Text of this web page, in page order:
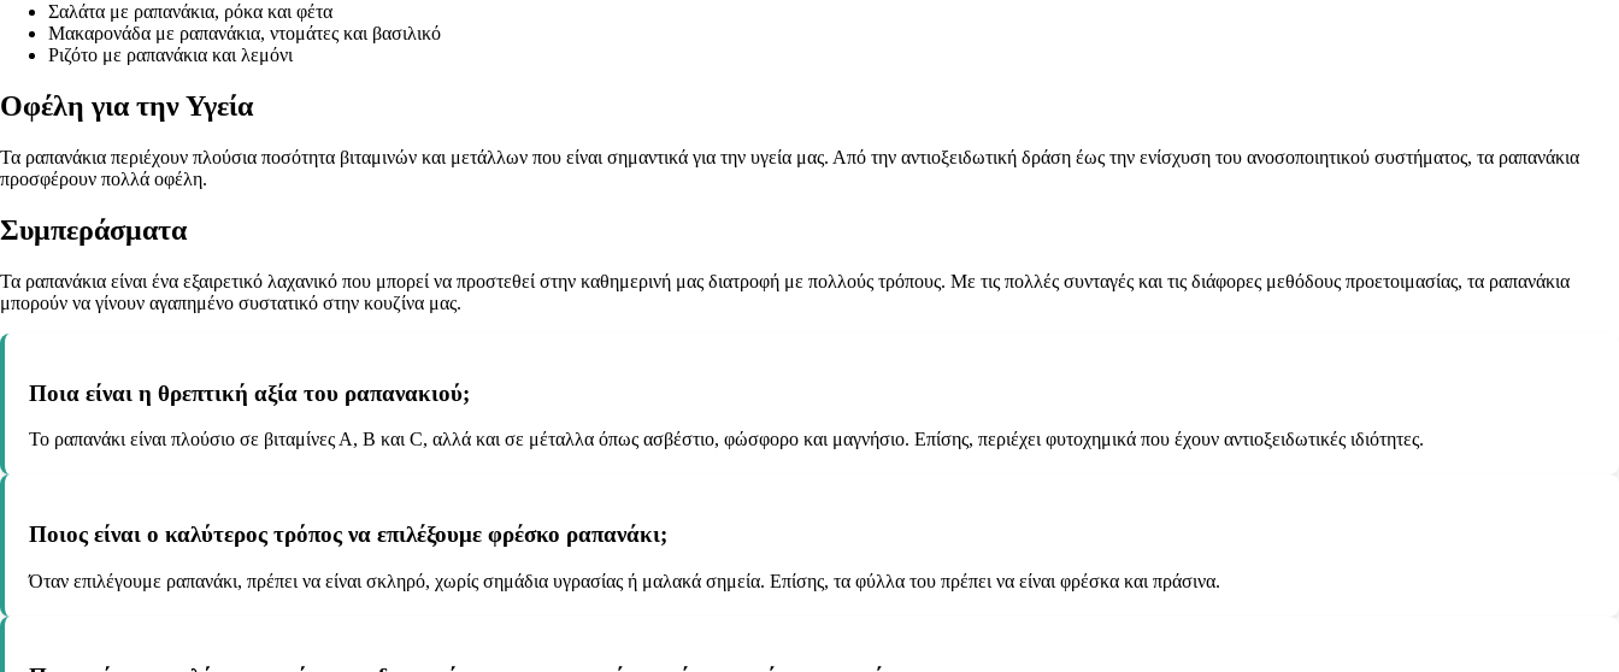
Σαλάτα με ραπανάκια, ρόκα και φέτα
Μακαρονάδα με ραπανάκια, ντομάτες και βασιλικό
Ριζότο με ραπανάκια και λεμόνι
Οφέλη για την Υγεία
Τα ραπανάκια περιέχουν πλούσια ποσότητα βιταμινών και μετάλλων που είναι σημαντικά για την υγεία μας. Από την αντιοξειδωτική δράση έως την ενίσχυση του ανοσοποιητικού συστήματος, τα ραπανάκια
προσφέρουν πολλά οφέλη.
Συμπεράσματα
Τα ραπανάκια είναι ένα εξαιρετικό λαχανικό που μπορεί να προστεθεί στην καθημερινή μας διατροφή με πολλούς τρόπους. Με τις πολλές συνταγές και τις διάφορες μεθόδους προετοιμασίας, τα ραπανάκια
μπορούν να γίνουν αγαπημένο συστατικό στην κουζίνα μας.
Ποια είναι η θρεπτική αξία του ραπανακιού;
Το ραπανάκι είναι πλούσιο σε βιταμίνες Α, Β και C, αλλά και σε μέταλλα όπως ασβέστιο, φώσφορο και μαγνήσιο. Επίσης, περιέχει φυτοχημικά που έχουν αντιοξειδωτικές ιδιότητες.
Ποιος είναι ο καλύτερος τρόπος να επιλέξουμε φρέσκο ραπανάκι;
Όταν επιλέγουμε ραπανάκι, πρέπει να είναι σκληρό, χωρίς σημάδια υγρασίας ή μαλακά σημεία. Επίσης, τα φύλλα του πρέπει να είναι φρέσκα και πράσινα.